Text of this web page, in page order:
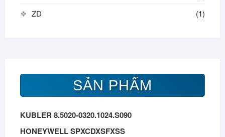
ZD
(1)
SẢN PHẨM
KUBLER 8.5020-0320.1024.S090
HONEYWELL SPXCDXSFXSS